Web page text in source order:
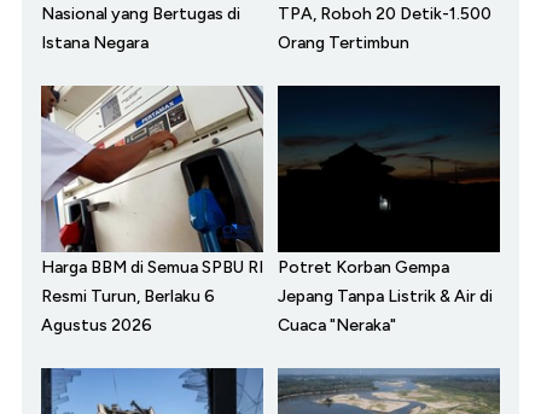
Nasional yang Bertugas di
Istana Negara
TPA, Roboh 20 Detik-1.500
Orang Tertimbun
Harga BBM di Semua SPBU RI
Resmi Turun, Berlaku 6
Agustus 2026
Potret Korban Gempa
Jepang Tanpa Listrik & Air di
Cuaca "Neraka"